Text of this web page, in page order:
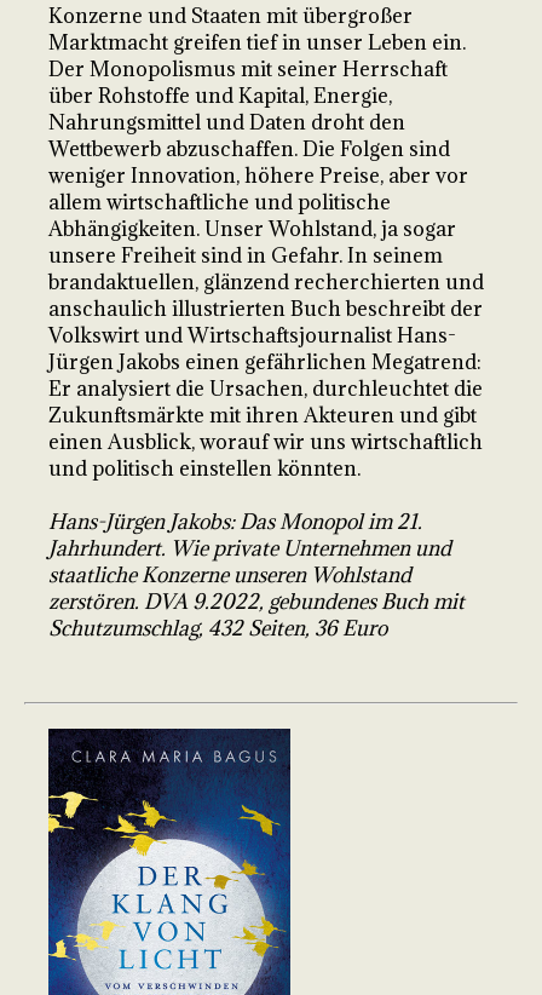
Konzerne und Staaten mit übergroßer
Marktmacht greifen tief in unser Leben ein.
Der Monopolismus mit seiner Herrschaft
über Rohstoffe und Kapital, Energie,
Nahrungsmittel und Daten droht den
Wettbewerb abzuschaffen. Die Folgen sind
weniger Innovation, höhere Preise, aber vor
allem wirtschaftliche und politische
Abhängigkeiten. Unser Wohlstand, ja sogar
unsere Freiheit sind in Gefahr. In seinem
brandaktuellen, glänzend recherchierten und
anschaulich illustrierten Buch beschreibt der
Volkswirt und Wirtschaftsjournalist Hans-
Jürgen Jakobs einen gefährlichen Megatrend:
Er analysiert die Ursachen, durchleuchtet die
Zukunftsmärkte mit ihren Akteuren und gibt
einen Ausblick, worauf wir uns wirtschaftlich
und politisch einstellen könnten.
Hans-Jürgen Jakobs: Das Monopol im 21.
Jahrhundert. Wie private Unternehmen und
staatliche Konzerne unseren Wohlstand
zerstören. DVA 9.2022, gebundenes Buch mit
Schutzumschlag, 432 Seiten, 36 Euro